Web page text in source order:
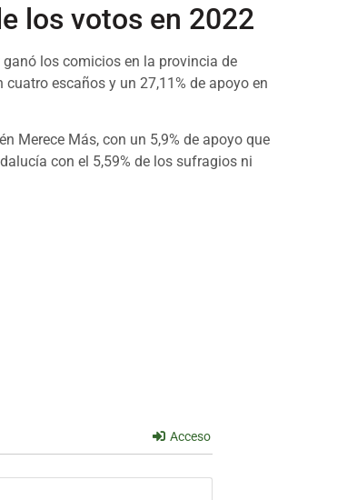
los votos en 2022
los comicios en la provincia de
escaños y un 27,11% de apoyo en
Merece Más, con un 5,9% de apoyo que
con el 5,59% de los sufragios ni
Acceso